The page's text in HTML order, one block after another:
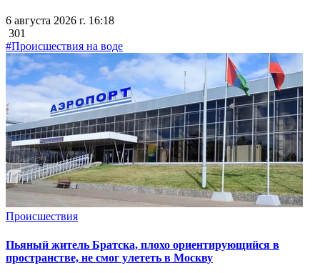
6 августа 2026 г. 16:18
301
#Происшествия на воде
Происшествия
Пьяный житель Братска, плохо ориентирующийся в
пространстве, не смог улететь в Москву